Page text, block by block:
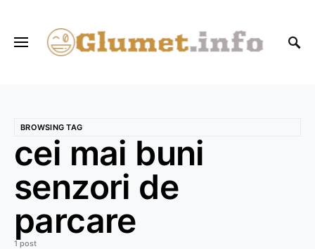
BROWSING TAG
cei mai buni
senzori de
parcare
1 post